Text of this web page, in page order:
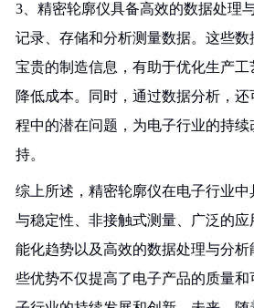
3、精密轮廓仪具备高效的数据处理
记录、存储和分析测量数据。这些数
宝贵的制造信息，有助于优化生产
降低成本。同时，通过数据分析，
程中的潜在问题，为电子行业的持续
持。
综上所述，精密轮廓仪在电子行业
与稳定性、非接触式测量、广泛的
能化趋势以及高效的数据处理与分
些优势不仅提高了电子产品的质量